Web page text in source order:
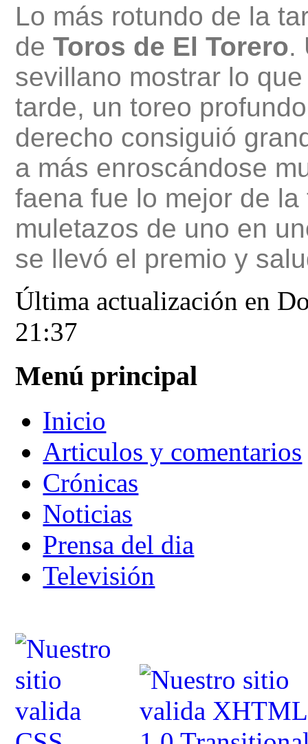
Lo más rotundo de la
de Toros de El Torero.
sevillano mostrar lo
tarde, un toreo
derecho consiguió
a más enroscándose
faena fue lo mejor de
muletazos de uno en
se llevó el premio y
Última actualización en
21:37
Menú principal
Inicio
Articulos y comentarios
Crónicas
Noticias
Prensa del dia
Televisión